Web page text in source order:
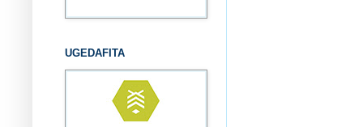
UGEDAFITA